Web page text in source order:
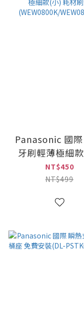
Panasonic 國
牙刷輕薄極細款
耗材刷頭
(WEW0800K/
NT$450
NT$499